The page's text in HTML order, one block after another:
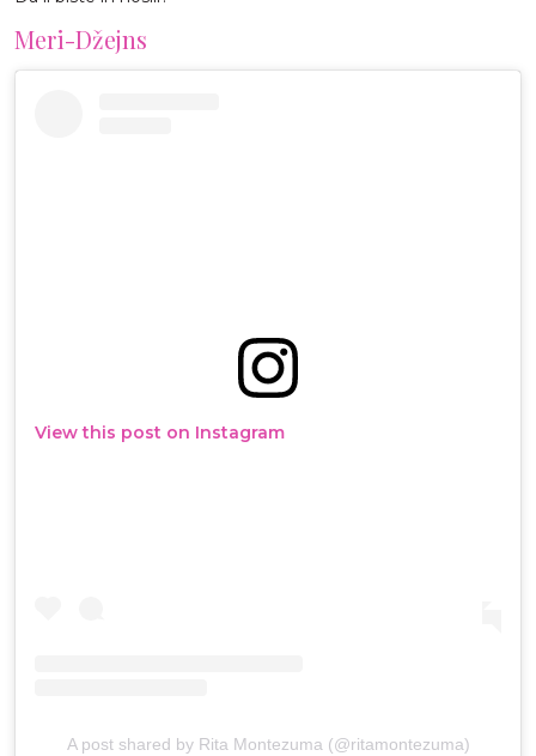
Meri-Džejns
View this post on Instagram
A post shared by Rita Montezuma (@ritamontezuma)